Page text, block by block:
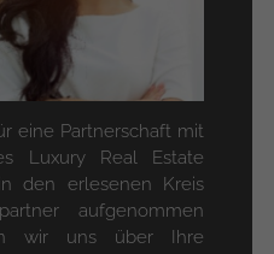
eine Partnerschaft mit
Luxury Real Estate
den erlesenen Kreis
aufgenommen
wir uns über Ihre